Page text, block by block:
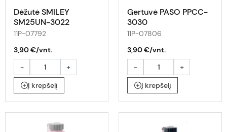
Dėžutė SMILEY
SM25UN-3022
11P-07792
3,90 €/vnt.
-
+
Į krepšelį
Gertuvė PASO PPCC-
3030
11P-07806
3,90 €/vnt.
-
+
Į krepšelį